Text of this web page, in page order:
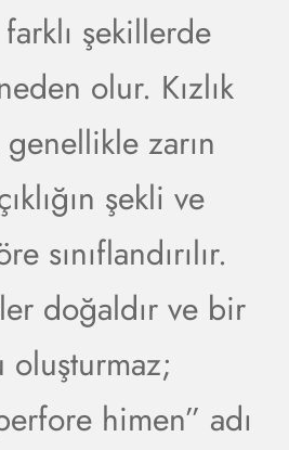
farklı şekillerde
olur. Kızlık
zarın
şekli ve
sınıflandırılır.
doğaldır ve bir
oluşturmaz;
himen” adı